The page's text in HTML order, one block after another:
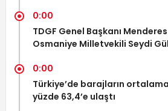
0:00
TDGF Genel Başkanı
Osmaniye Milletvekili Seydi
0:00
Türkiye’de barajların
yüzde 63,4’e ulaştı